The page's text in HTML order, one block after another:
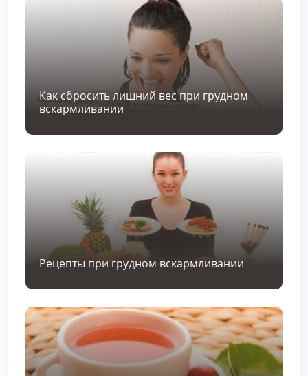
Как сбросить лишний вес при грудном
вскармливании
Рецепты при грудном вскармливании